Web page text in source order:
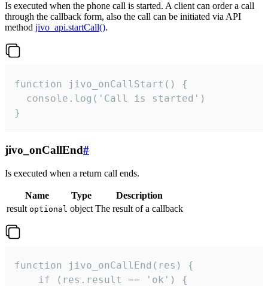
Is executed when the phone call is started. A client can order a call
through the callback form, also the call can be initiated via API
method jivo_api.startCall().
function jivo_onCallStart() {
  console.log('Call is started')
}
jivo_onCallEnd#
Is executed when a return call ends.
Name Type
Description
result optional object The result of a callback
function jivo_onCallEnd(res) {
    if (res.result == 'ok') {